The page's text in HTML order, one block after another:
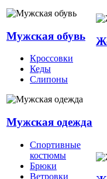
Мужская обувь
Кроссовки
Кеды
Слипоны
Мужская одежда
Спортивные
костюмы
Брюки
Ветровки